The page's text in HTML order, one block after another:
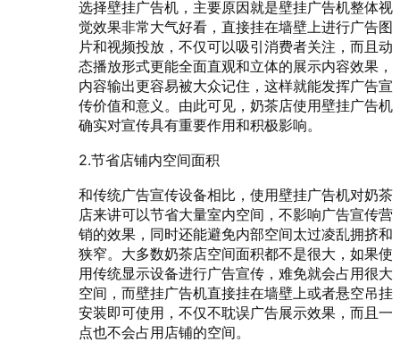
选择壁挂广告机，主要原因就是壁挂广告机整体视
觉效果非常大气好看，直接挂在墙壁上进行广告图
片和视频投放，不仅可以吸引消费者关注，而且动
态播放形式更能全面直观和立体的展示内容效果，
内容输出更容易被大众记住，这样就能发挥广告宣
传价值和意义。由此可见，奶茶店使用壁挂广告机
确实对宣传具有重要作用和积极影响。
2.节省店铺内空间面积
和传统广告宣传设备相比，使用壁挂广告机对奶茶
店来讲可以节省大量室内空间，不影响广告宣传营
销的效果，同时还能避免内部空间太过凌乱拥挤和
狭窄。大多数奶茶店空间面积都不是很大，如果使
用传统显示设备进行广告宣传，难免就会占用很大
空间，而壁挂广告机直接挂在墙壁上或者悬空吊挂
安装即可使用，不仅不耽误广告展示效果，而且一
点也不会占用店铺的空间。